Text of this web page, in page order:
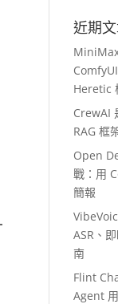
近期
Heretic
CrewAI
RAG 框
Open
戰：用
簡報
ASR、
南
Flint
Agent